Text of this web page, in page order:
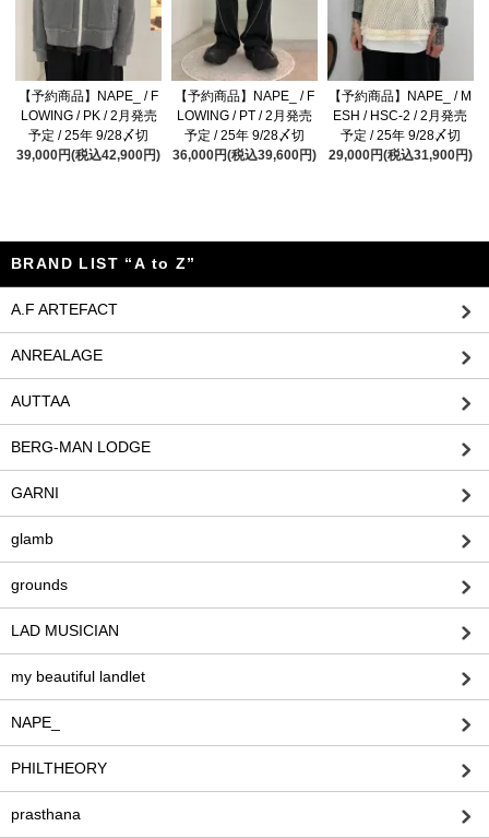
【予約商品】NAPE_ / F
LOWING / PK / 2月発売
予定 / 25年 9/28〆切
39,000円(税込42,900円)
【予約商品】NAPE_ / F
LOWING / PT / 2月発売
予定 / 25年 9/28〆切
36,000円(税込39,600円)
【予約商品】NAPE_ / M
ESH / HSC-2 / 2月発売
予定 / 25年 9/28〆切
29,000円(税込31,900円)
BRAND LIST “A to Z”
A.F ARTEFACT
ANREALAGE
AUTTAA
BERG-MAN LODGE
GARNI
glamb
grounds
LAD MUSICIAN
my beautiful landlet
NAPE_
PHILTHEORY
prasthana